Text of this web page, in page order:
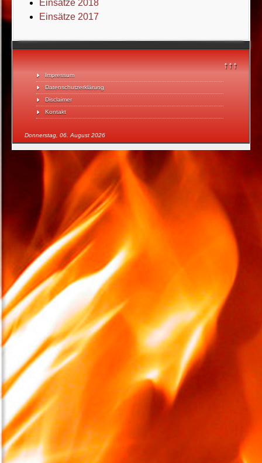
↑↑↑
Impressum
Datenschutzerklärung
Disclaimer
Kontakt
Donnerstag, 06. August 2026
Einsätze 2018
Einsätze 2017